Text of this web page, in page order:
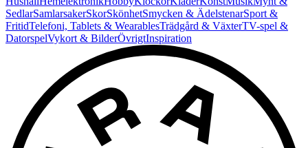
SedlarSamlarsakerSkorSkönhetSmycken & ÄdelstenarSport &
FritidTelefoni, Tablets & WearablesTrädgård & VäxterTV-spel &
DatorspelVykort & BilderÖvrigtInspiration